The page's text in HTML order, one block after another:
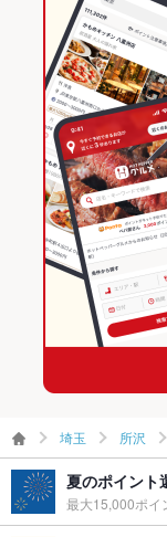
所沢駅 × 海鮮
和食全般
所沢 × 和食
所沢 × 和食全般
所沢駅 × 和食
所沢駅 × 和食全般
所沢駅 × 和食全般
埼玉 × 居酒屋
埼玉 × 海鮮
埼玉 × 和食
埼玉 × 和食全般
餃子 チャーハ
埼玉の居酒屋ランキン
埼玉の海鮮ランキング
所沢のグルメランキ
所沢の居酒屋ランキ
所沢の海鮮ランキング
所沢駅のグルメラン
所沢駅の居酒屋ランキ
所沢駅の海鮮ランキン
埼玉 所沢
夏のポイント
最大15,000ポイ